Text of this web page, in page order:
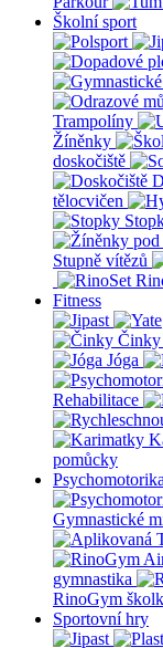
Školní sport
Trampolíny
Žíněnky
doskočiště
tělocvičen
Stupně vítězů
Fitness
Činky
Jóga
Rehabilitace
pomůcky
Psychomotorika
Gymnastické
gymnastika
RinoGym
Sportovní hry